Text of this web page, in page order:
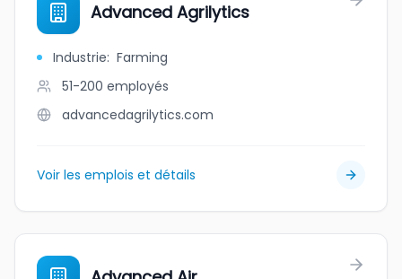
Advanced Agrilytics
Industrie: Farming
51-200 employés
advancedagrilytics.com
Voir les emplois et détails